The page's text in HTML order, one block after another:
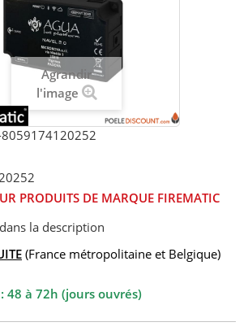
Agrandir
l'image
8059174120252
PRODUITS DE MARQUE FIREMATIC
la description
(France métropolitaine et Belgique)
48 à 72h (jours ouvrés)